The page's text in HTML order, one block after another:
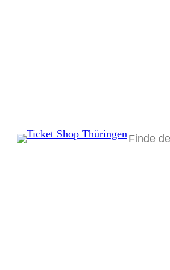
Suchen